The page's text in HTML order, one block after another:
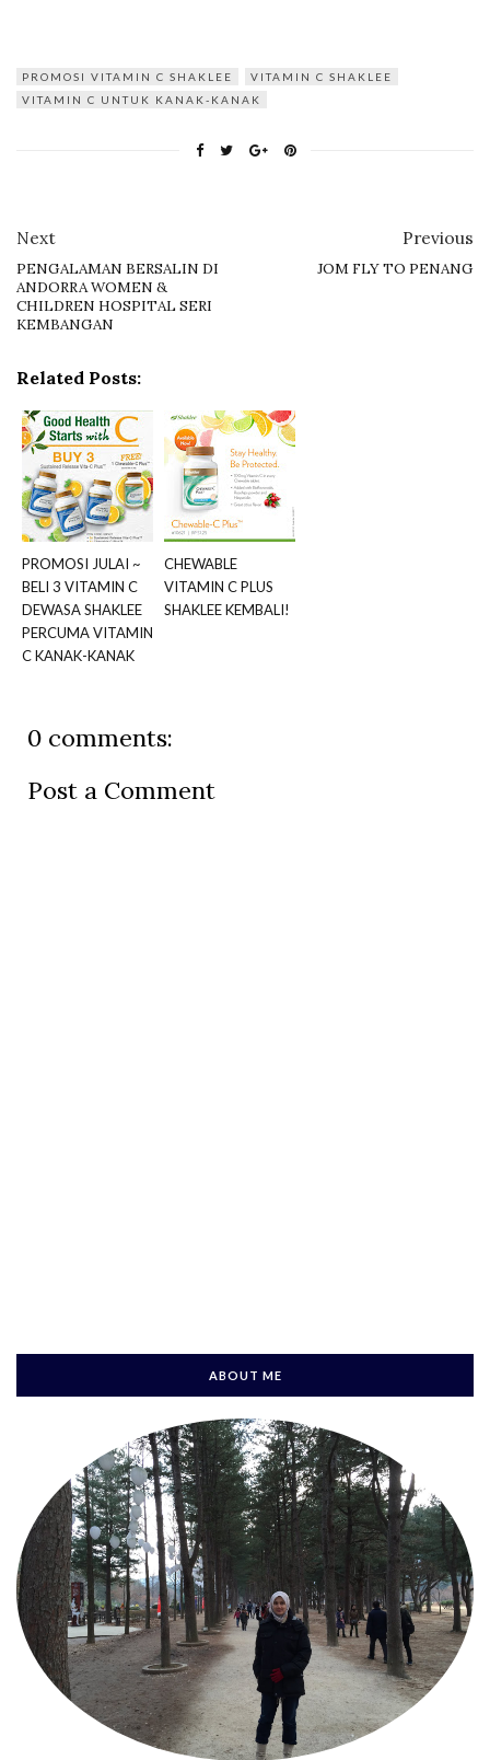
PROMOSI VITAMIN C SHAKLEE
VITAMIN C SHAKLEE
VITAMIN C UNTUK KANAK-KANAK
Next
PENGALAMAN BERSALIN DI
ANDORRA WOMEN &
CHILDREN HOSPITAL SERI
KEMBANGAN
Previous
JOM FLY TO PENANG
Related Posts:
PROMOSI JULAI ~
BELI 3 VITAMIN C
DEWASA SHAKLEE
PERCUMA VITAMIN
C KANAK-KANAK
CHEWABLE
VITAMIN C PLUS
SHAKLEE KEMBALI!
0 comments:
Post a Comment
ABOUT ME